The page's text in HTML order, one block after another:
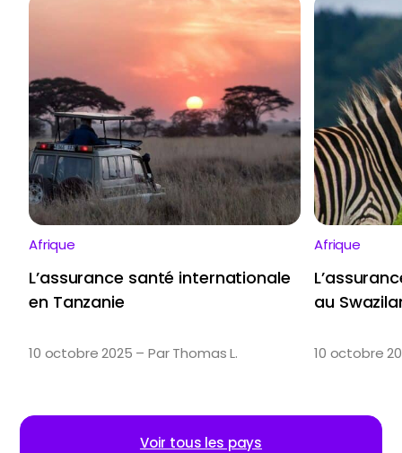
Afrique
L’assurance santé internationale
en Tanzanie
10 octobre 2025 – Par Thomas L.
Afrique
au
10 octobre
Voir tous les pays